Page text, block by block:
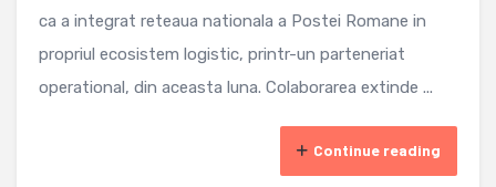
ca a integrat reteaua nationala a Postei Romane in
propriul ecosistem logistic, printr-un parteneriat
operational, din aceasta luna. Colaborarea extinde ...
Continue reading